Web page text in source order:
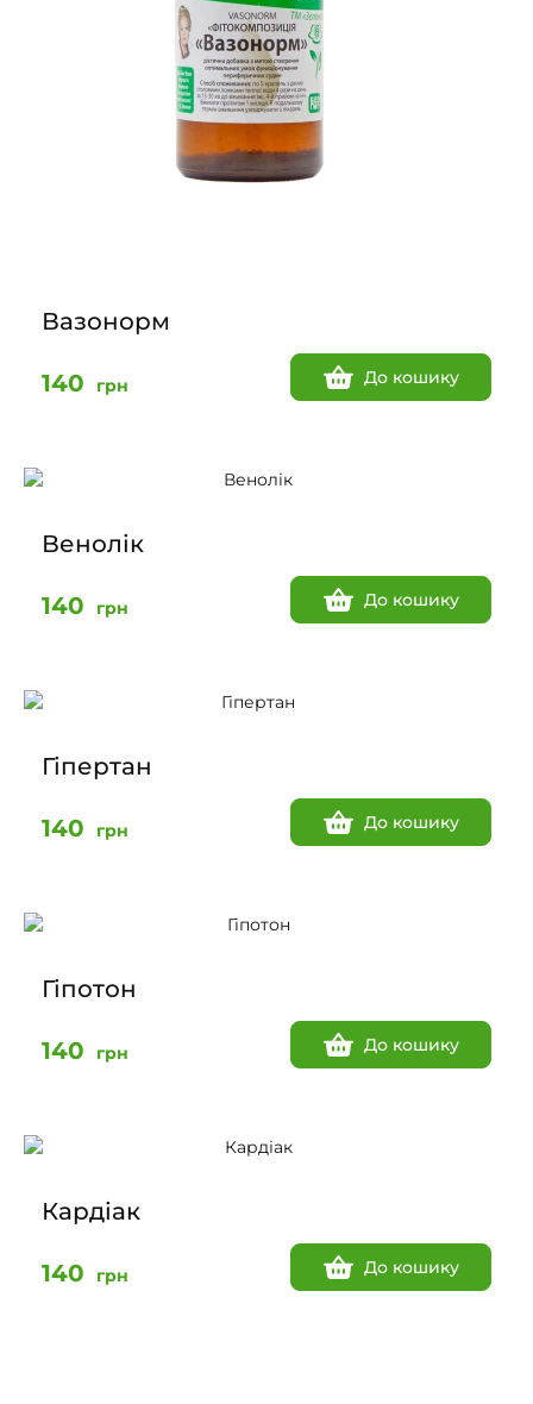
Вазонорм
140 грн До кошику
Венолік
140 грн До кошику
Гіпертан
140 грн До кошику
Гіпотон
140 грн До кошику
Кардіак
140 грн До кошику